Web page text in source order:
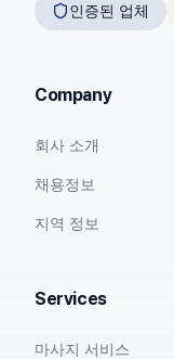
인증된 업체
Company
회사 소개
채용정보
지역 정보
Services
마사지 서비스